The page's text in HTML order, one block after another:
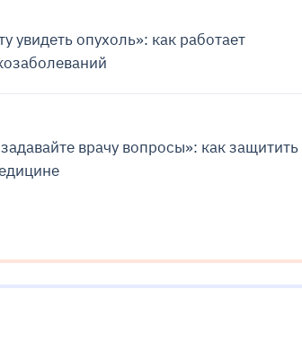
увидеть опухоль»: как работает
врачу вопросы»: как защитить